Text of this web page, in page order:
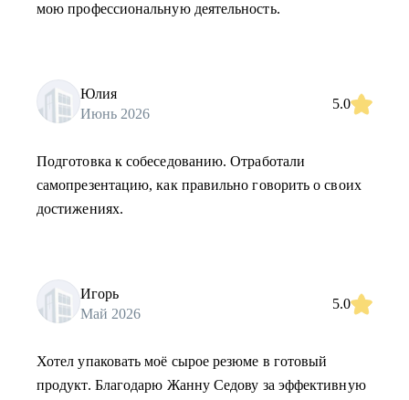
мою профессиональную деятельность.
Юлия
Июнь 2026
5.0
Подготовка к собеседованию. Отработали
самопрезентацию, как правильно говорить о своих
достижениях.
Игорь
Май 2026
5.0
Хотел упаковать моё сырое резюме в готовый
продукт. Благодарю Жанну Седову за эффективную